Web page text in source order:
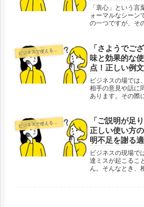
例
「衷心」という言
ォーマルなシーン
の一つですが、そ
ズは、お葬式やお
われることが多い
方...
ビ ジネスで使える正しい日本語
「さようでご
味と効果的な
点！正しい例
めフレーズ集
ビジネスの場では
相手の意見や話に
あります。その際
手の話に賛同する
えるときに用いら
ご...
ビ ジネスで使える正しい日本語
「ご説明が足
正しい使い方
明不足を謝る
例文集
ビジネスの現場で
達ミスが起こるこ
ん。そんなとき、